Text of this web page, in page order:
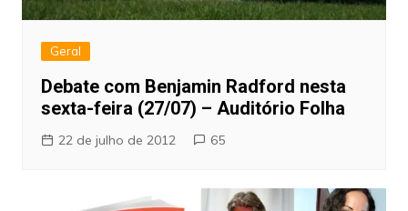
Geral
Debate com Benjamin Radford nesta
sexta-feira (27/07) – Auditório Folha
22 de julho de 2012 65